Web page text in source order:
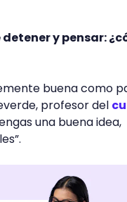
y pensar:
buena como
profesor del
una buena idea,